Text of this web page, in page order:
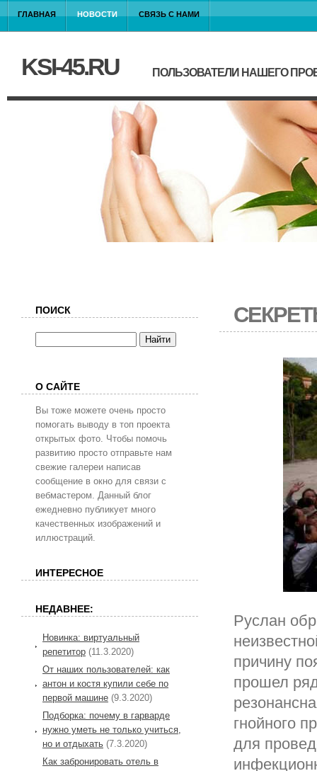
ГЛАВНАЯ НОВОСТИ СВЯЗЬ С НАМИ
KSI-45.RU ПОЛЬЗОВАТЕЛИ НАШЕГО
Руслан
причину
прошел
гнойного
для
ПОИСК
О САЙТЕ
Вы тоже можете очень просто
помогать выводу в топ проекта
открытых фото. Чтобы помочь
развитию просто отправьте нам
свежие галереи написав
сообщение в окно для связи с
вебмастером. Данный блог
ежедневно публикует много
качественных изображений и
иллюстраций.
ИНТЕРЕСНОЕ
НЕДАВНЕЕ:
Новинка: виртуальный
репетитор (11.3.2020)
От наших пользователей: как
антон и костя купили себе по
первой машине (9.3.2020)
Подборка: почему в гарварде
нужно уметь не только учиться,
но и отдыхать (7.3.2020)
Как забронировать отель в